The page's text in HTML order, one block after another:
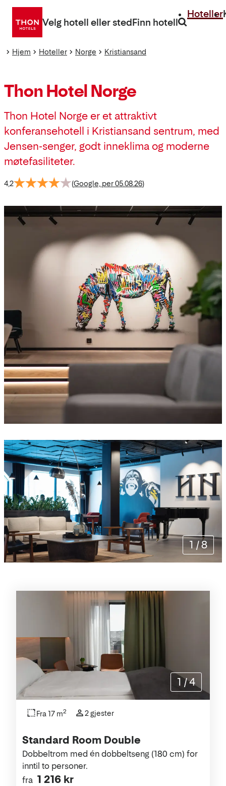
Gå
direkte
Velg hotell eller stedFinn hotell
Hoteller
Hjem Hoteller Norge Kristiansand
Thon Hotel Norge
Thon Hotel Norge er et attraktivt
konferansehotell i Kristiansand sentrum, med
Jensen-senger, godt inneklima og moderne
møtefasiliteter.
4,2 (Google, per 05.08.26)
1 /8
Standard Room Double
fra 1 216 kr
Dobbeltrom med én dobbeltseng (180 cm) for
inntil to personer.
Fra 17 m2 2 gjester
1 /4